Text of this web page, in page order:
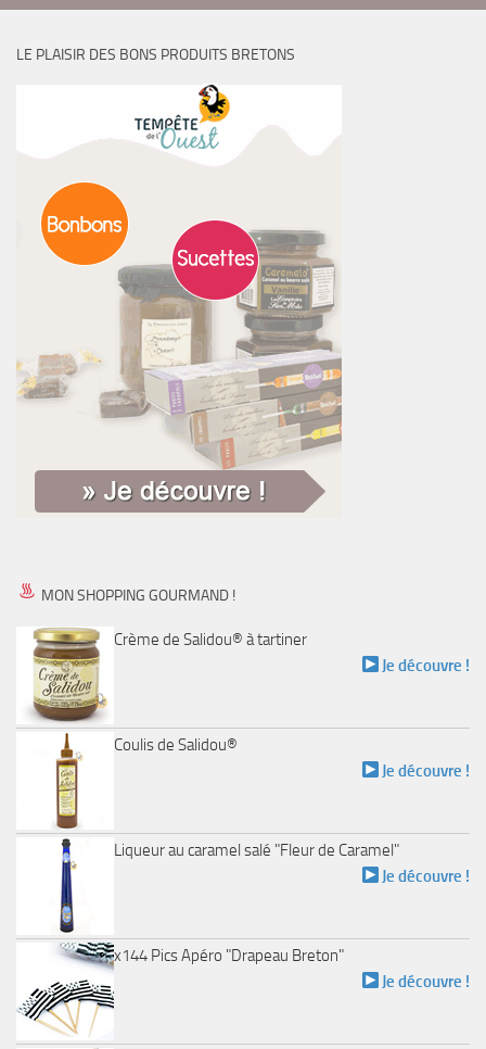
LE PLAISIR DES BONS PRODUITS BRETONS
MON SHOPPING GOURMAND !
Crème de Salidou® à tartiner
Je découvre !
Coulis de Salidou®
Je découvre !
Liqueur au caramel salé "Fleur de Caramel"
Je découvre !
x144 Pics Apéro "Drapeau Breton"
Je découvre !